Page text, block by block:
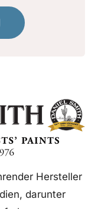
Hersteller
darunter